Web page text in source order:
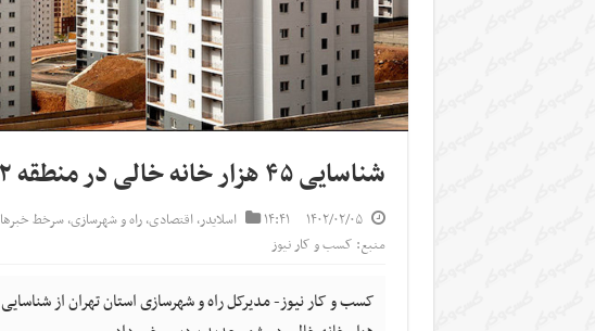
شناسایی ۴۵ هزار خانه خالی در منطقه ۲۲ تهران
۱۴۰۲/۰۲/۰۵ ۱۴:۴۱ اسلایدر,اقتصادی,راه و شهرسازی,سرخط خبرها
منبع: کسب و کار نیوز